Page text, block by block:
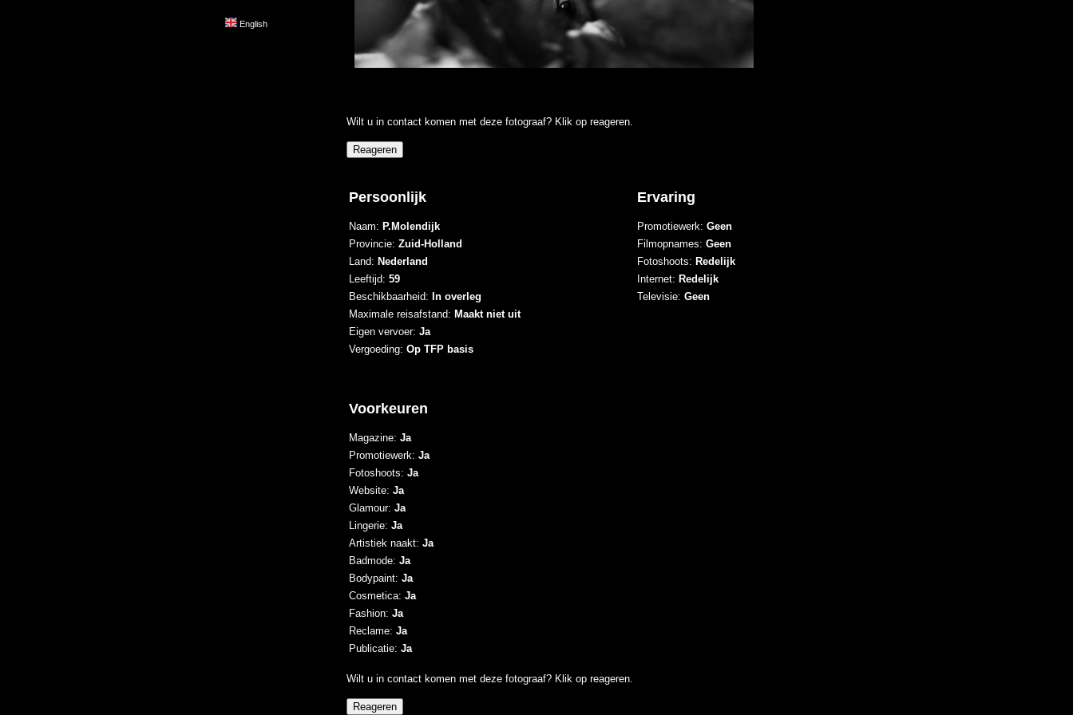
English
Wilt u in contact komen met deze fotograaf? Klik op reageren.
Persoonlijk
Naam: P.Molendijk
Provincie: Zuid-Holland
Land: Nederland
Leeftijd: 59
Beschikbaarheid: In overleg
Maximale reisafstand: Maakt niet uit
Eigen vervoer: Ja
Vergoeding: Op TFP basis
Ervaring
Promotiewerk: Geen
Filmopnames: Geen
Fotoshoots: Redelijk
Internet: Redelijk
Televisie: Geen
Voorkeuren
Magazine: Ja
Promotiewerk: Ja
Fotoshoots: Ja
Website: Ja
Glamour: Ja
Lingerie: Ja
Artistiek naakt: Ja
Badmode: Ja
Bodypaint: Ja
Cosmetica: Ja
Fashion: Ja
Reclame: Ja
Publicatie: Ja
Wilt u in contact komen met deze fotograaf? Klik op reageren.